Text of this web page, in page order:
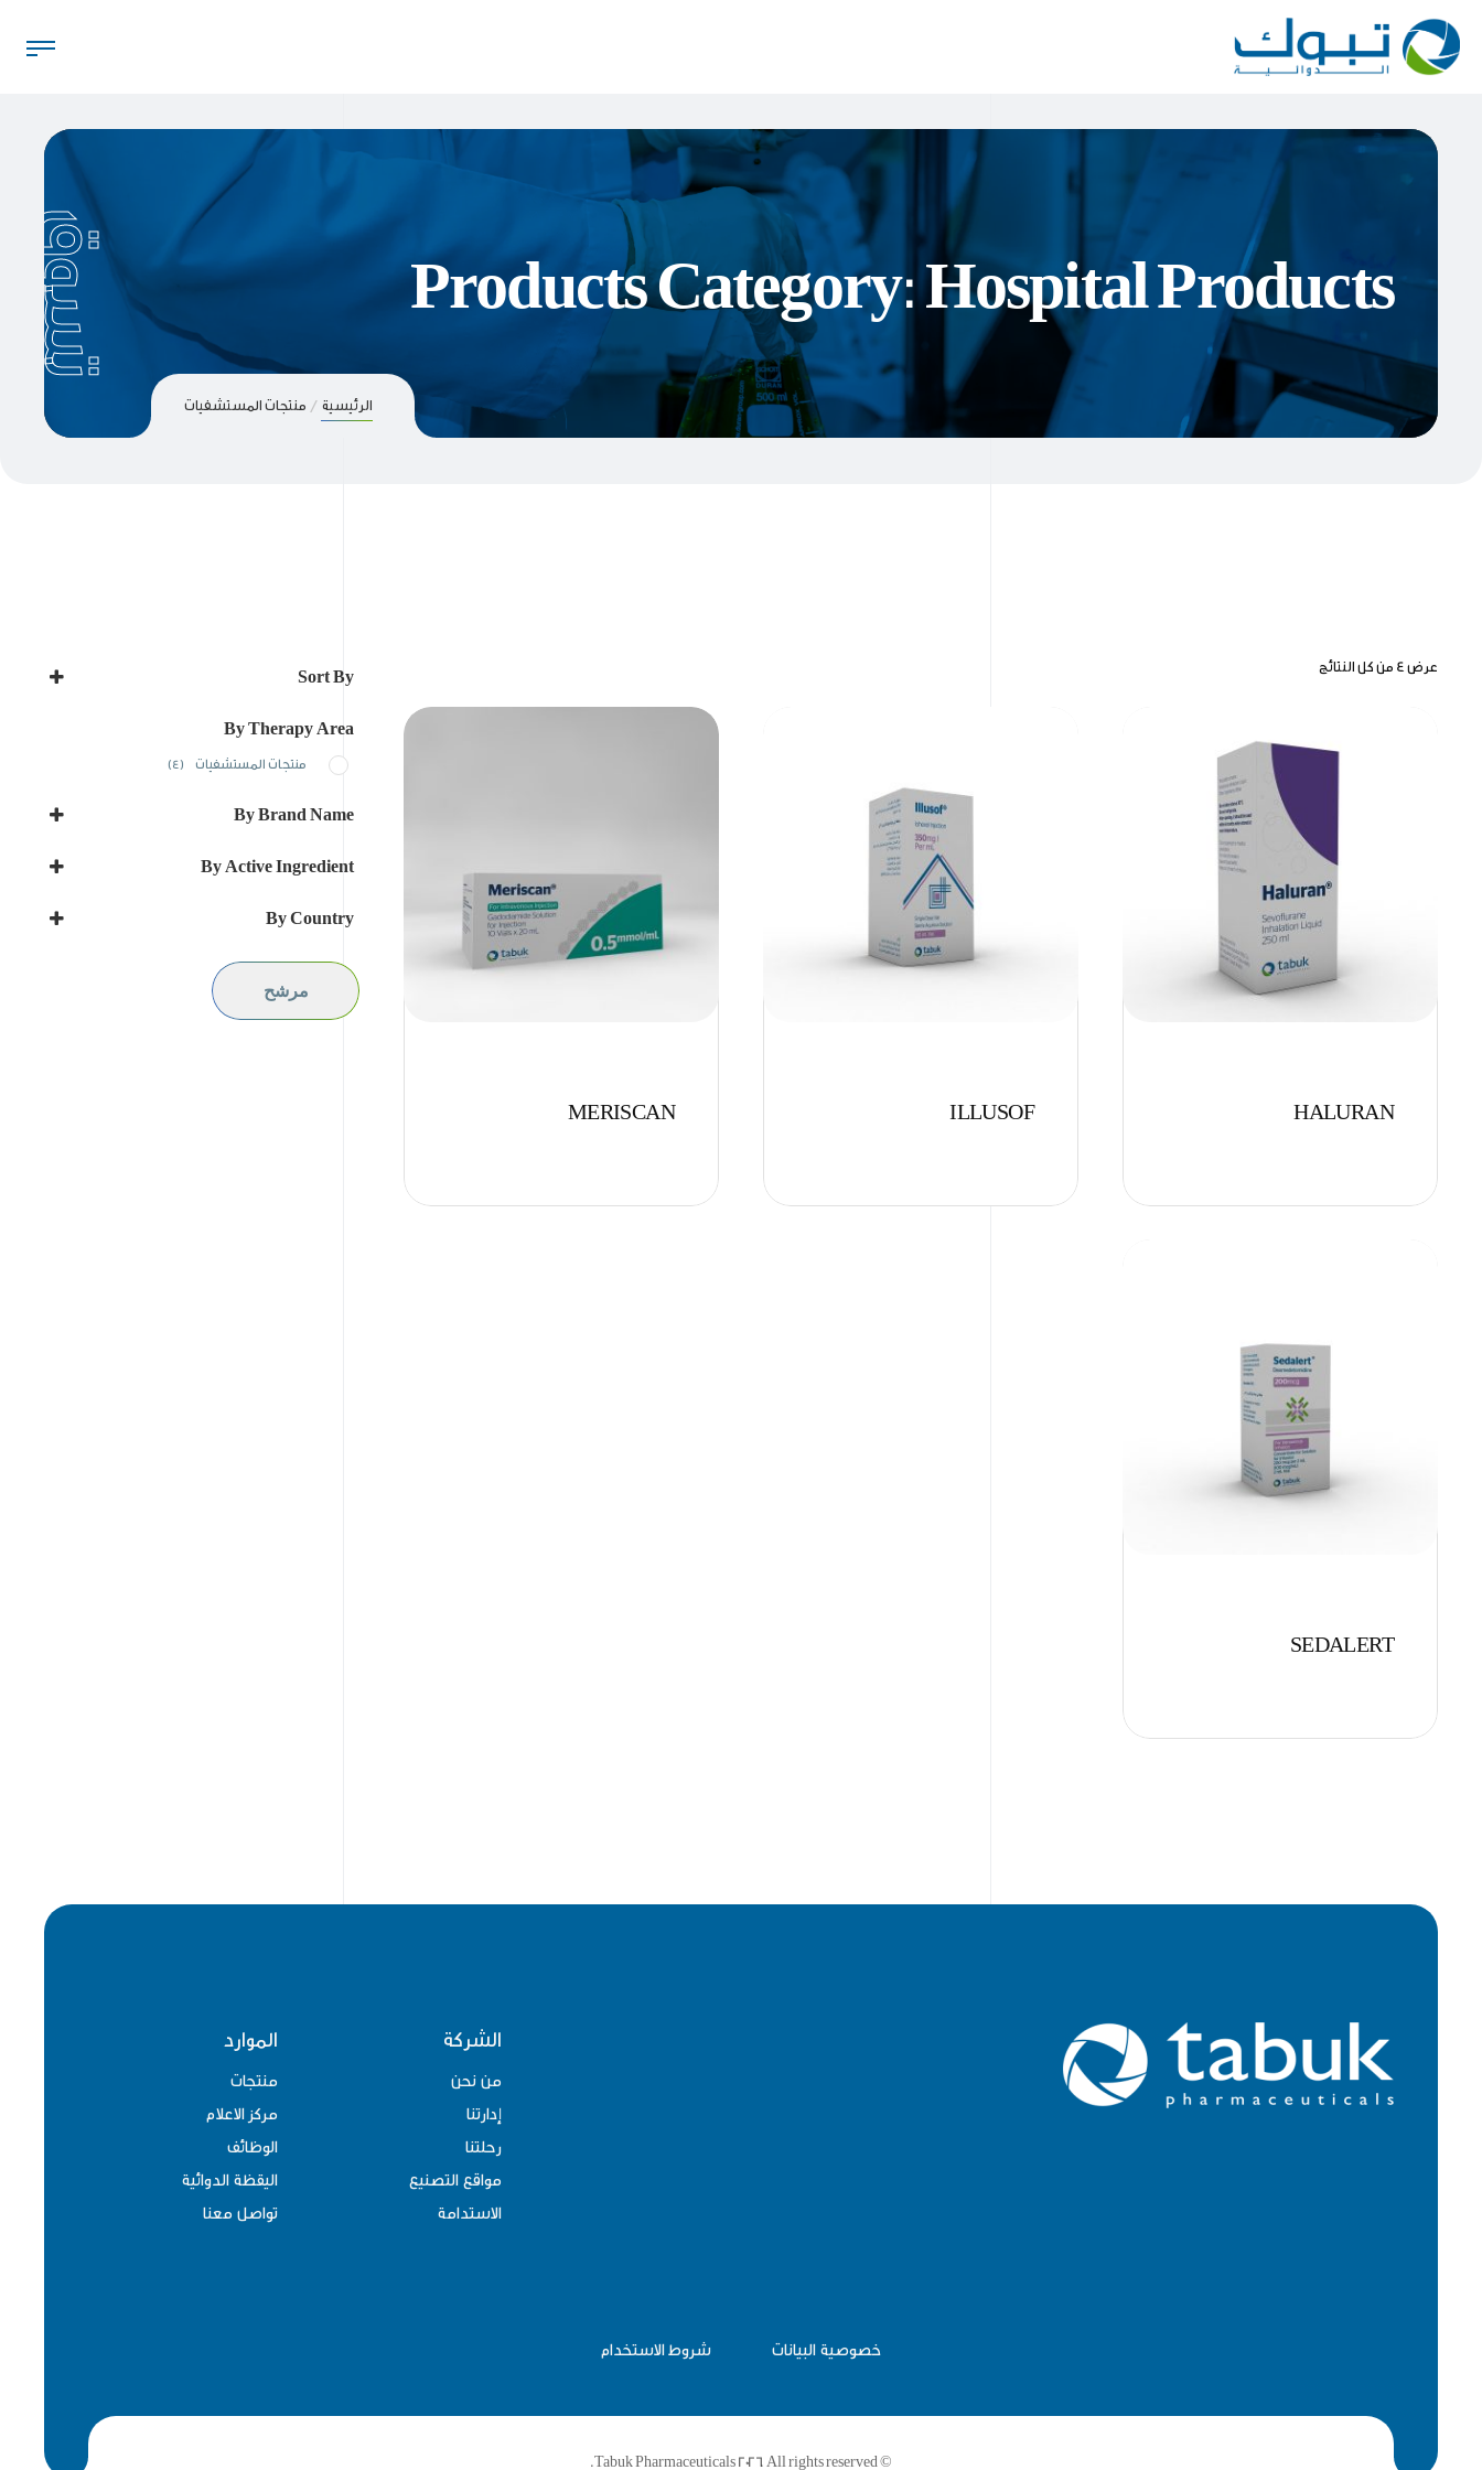
Products Category: Hospital Products تسوق
الرئيسية منتجات المستشفيات
عرض ⁦4⁩ من كل النتائج
HALURAN
ILLUSOF
MERISCAN
SEDALERT
Sort By
By Therapy Area
منتجات المستشفيات (4)
By Brand Name
MERISCAN
By Active Ingredient
IOHEXOL
SEVOFLURANE
By Country
المملكة العربية السعودية
Libya
مرشح
الشركة
من نحن
إدارتنا
رحلتنا
مواقع التصنيع
الاستدامة
الموارد
منتجات
مركز الاعلام
الوظائف
اليقظة الدوائية
تواصل معنا
خصوصية البيانات شروط الاستخدام
© Tabuk Pharmaceuticals 2026. All rights reserved.